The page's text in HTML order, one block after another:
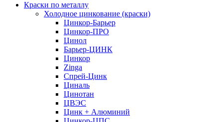
Краски по металлу
Холодное цинкование (краски)
Цинкор-Барьер
Цинкор-ПРО
Цинол
Барьер-ЦИНК
Цинкор
Zinga
Спрей-Цинк
Циналь
Цинотан
ЦВЭС
Цинк + Алюминий